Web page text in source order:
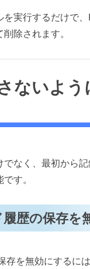
を実行するだけで
除されます。
ないよ
でなく、最初から
す。
歴の保存を
を無効にするには